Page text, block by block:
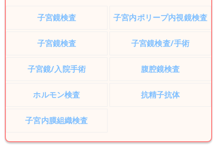
子宮鏡検査 子宮内ポリープ内視鏡検査
子宮鏡検査 子宮鏡検査/手術
子宮鏡/入院手術 腹腔鏡検査
ホルモン検査 抗精子抗体
子宮内膜組織検査